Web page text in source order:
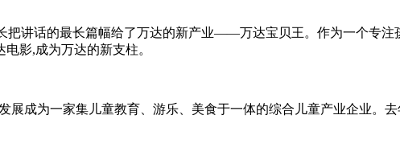
把讲话的最长篇幅给了万达的新产业——万达宝贝王。作为一个专注
影,成为万达的新支柱。
展成为一家集儿童教育、游乐、美食于一体的综合儿童产业企业。